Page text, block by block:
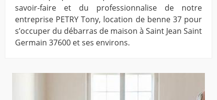
savoir-faire et du professionnalise de notre
entreprise PETRY Tony, location de benne 37 pour
s’occuper du débarras de maison à Saint Jean Saint
Germain 37600 et ses environs.